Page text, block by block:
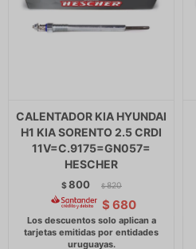
CALENTADOR KIA HYUNDAI
H1 KIA SORENTO 2.5 CRDI
11V=C.9175=GN057=
HESCHER
$800 $ 820
$ 680